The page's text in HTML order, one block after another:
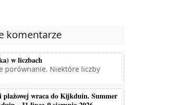
komentarze
w liczbach
porównanie. Niektóre liczby
plażowej wraca do Kijkduin. Summer